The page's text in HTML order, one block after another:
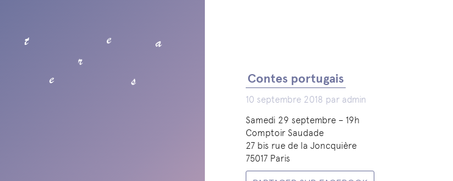
t
e
r
e
s
a
Contes portugais
10 septembre 2018 par admin
Samedi 29 septembre – 19h
Comptoir Saudade
27 bis rue de la Joncquière
75017 Paris